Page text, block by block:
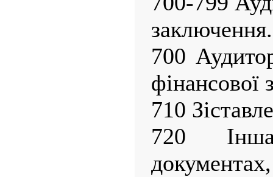
заключення.
700
фінансової
710
720